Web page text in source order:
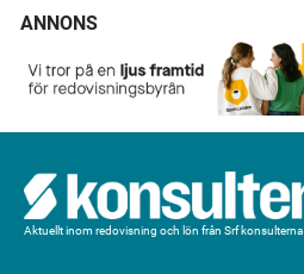
ANNONS
Aktuellt inom redovisning och lön från Srf konsulterna